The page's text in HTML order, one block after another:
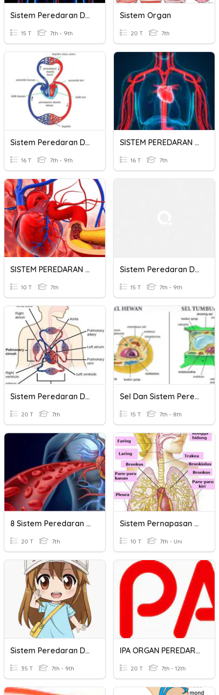
Sistem Peredaran Darah
15 T 7th - 9th
Sistem Organ
20 T 7th
Sistem Peredaran Darah
16 T 7th - 9th
SISTEM PEREDARAN DARAH
16 T 7th
SISTEM PEREDARAN DARAH MANUSIA
10 T 7th
Sistem Peredaran Darah Manusia
15 T 7th - 9th
Sistem Peredaran Darah
20 T 7th
Sel Dan Sistem Peredaran Darah
15 T 7th - 8th
8 Sistem Peredaran Darah
20 T 7th
Sistem Pernapasan Manusia
10 T 7th - Uni
Sistem Peredaran Darah Kelas 8
35 T 7th - 9th
IPA ORGAN PEREDARAN DARAH MANUSIA
20 T 7th - 12th